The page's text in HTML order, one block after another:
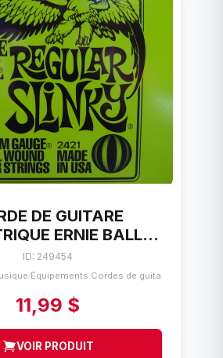
DE GUITARE
ERNIE BALL
SLINKY (10-46)
ID: 249454
/Équipements Cordes de guitares
11,99 $
VOIR PRODUIT